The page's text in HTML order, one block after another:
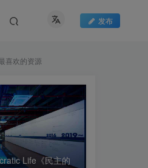
发布
喜欢的资源
Life《民主的